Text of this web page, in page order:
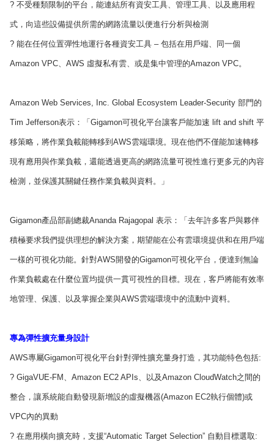
? 不受種類限制的平台，能連結所有資安工具、管理工具、以及應用程
式，向這些設備提供所需的網路流量以便進行分析與檢測
? 能在任何位置彈性地運行各種資安工具 – 包括在用戶端、同一個
Amazon VPC、AWS 虛擬私有雲、或是集中管理的Amazon VPC。
Amazon Web Services, Inc. Global Ecosystem Leader-Security 部門的
Tim Jefferson表示：「Gigamon可視化平台讓客戶能加速 lift and shift 平
移策略，將作業負載能轉移到AWS雲端環境。現在他們不僅能加速轉移
現有應用與作業負載，還能透過更高的網路流量可視性進行更多元的內容
檢測，並保護其關鍵任務作業負載與資料。」
Gigamon產品部副總裁Ananda Rajagopal 表示：「去年許多客戶與夥伴
積極要求我們提供理想的解決方案，期望能在公有雲環境提供和在用戶端
一樣的可視化功能。針對AWS開發的Gigamon可視化平台，便達到無論
作業負載處在什麼位置均提供一貫可視性的目標。現在，客戶將能有效率
地管理、保護、以及掌握企業與AWS雲端環境中的流動中資料。
專為彈性擴充量身設計
AWS專屬Gigamon可視化平台針對彈性擴充量身打造，其功能特色包括:
? GigaVUE-FM、Amazon EC2 APIs、以及Amazon CloudWatch之間的
整合，讓系統能自動發現新增設的虛擬機器(Amazon EC2執行個體)或
VPC內的異動
? 在應用橫向擴充時，支援“Automatic Target Selection” 自動目標選取: